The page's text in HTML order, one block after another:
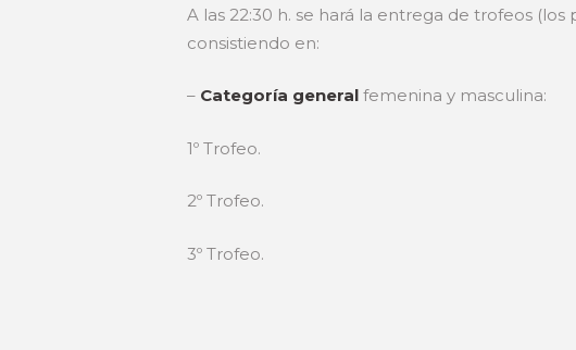
A las 22:30 h. se hará la entrega de trofeos
consistiendo en:
– Categoría general femenina y masculina:
1º Trofeo.
2º Trofeo.
3º Trofeo.